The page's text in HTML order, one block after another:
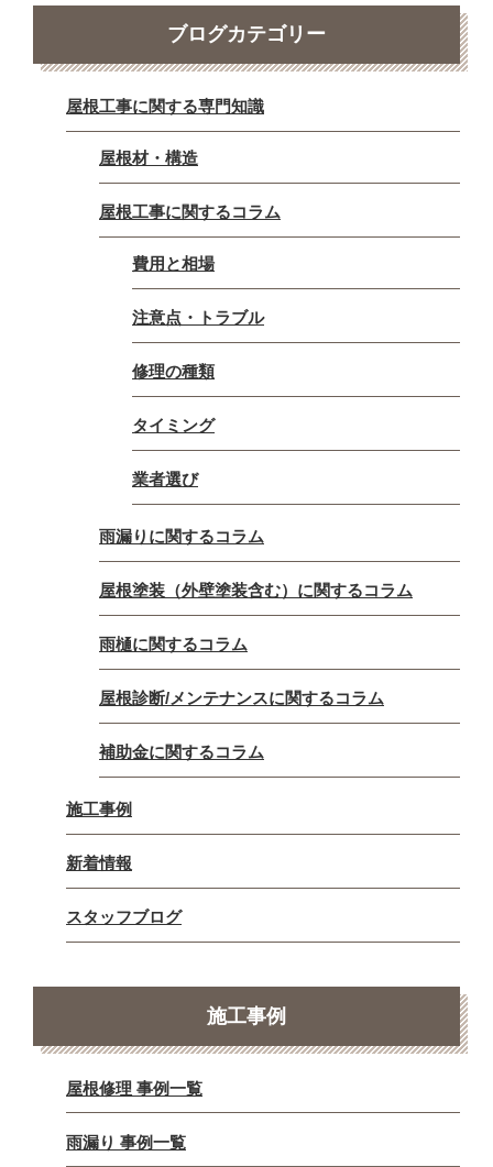
ブログカテゴリー
屋根工事に関する専門知識
屋根材・構造
屋根工事に関するコラム
費用と相場
注意点・トラブル
修理の種類
タイミング
業者選び
雨漏りに関するコラム
屋根塗装（外壁塗装含む）に関するコラム
雨樋に関するコラム
屋根診断/メンテナンスに関するコラム
補助金に関するコラム
施工事例
新着情報
スタッフブログ
施工事例
屋根修理 事例一覧
雨漏り 事例一覧